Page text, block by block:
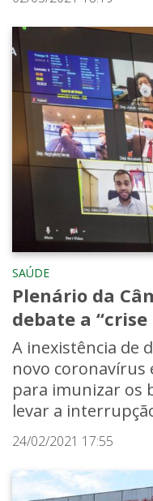
SAÚDE
Plenário da
debate a
A inexistência de
novo
para imunizar os
levar a
24/02/2021 17:55